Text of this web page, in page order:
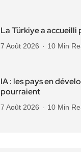
La Türkiye a accueilli
7 Août 2026 10 Min
IA : les pays en
pourraient
7 Août 2026 10 Min